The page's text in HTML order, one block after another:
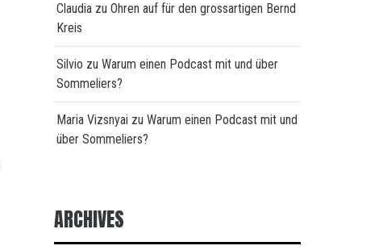
Claudia zu Ohren auf für den grossartigen Bernd
Kreis
Silvio zu Warum einen Podcast mit und über
Sommeliers?
Maria Vizsnyai zu Warum einen Podcast mit und
über Sommeliers?
ARCHIVES